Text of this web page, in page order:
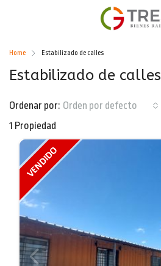
Home Estabilizado de calles
Estabilizado de calles
1 Propiedad
Ordenar por: Orden por defecto